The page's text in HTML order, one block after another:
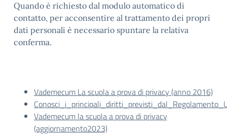
Quando è richiesto dal modulo automatico di
contatto, per acconsentire al trattamento dei propri
dati personali è necessario spuntare la relativa
conferma.
Vademecum La scuola a prova di privacy (anno 2016)
Vademecum la scuola a prova di privacy
(aggiornamento2023)